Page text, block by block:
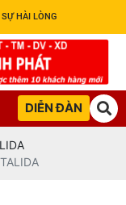
HÀI LÒNG
DIỄN ĐÀN